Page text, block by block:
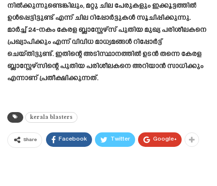
നിൽക്കുന്നുണ്ടെങ്കിലും, മറ്റു ചില പേരുകളും ഇക്കൂട്ടത്തിൽ
ഉൾപ്പെട്ടിട്ടുണ്ട് എന്ന് ചില റിപ്പോർട്ടുകൾ സൂചിപ്പിക്കുന്നു.
മാർച്ച്‌ 24-നകം കേരള ബ്ലാസ്റ്റേഴ്സ് പുതിയ മുഖ്യ പരിശീലകനെ
പ്രഖ്യാപിക്കും എന്ന് വിവിധ മാധ്യമങ്ങൾ റിപ്പോർട്ട്
ചെയ്തിട്ടുണ്ട്. ഇതിന്റെ അടിസ്ഥാനത്തിൽ ഉടൻ തന്നെ കേരള
ബ്ലാസ്റ്റേഴ്സിന്റെ പുതിയ പരിശീലകനെ അറിയാൻ സാധിക്കും
എന്നാണ് പ്രതീക്ഷിക്കുന്നത്.
kerala blasters
Share Facebook Twitter Google+